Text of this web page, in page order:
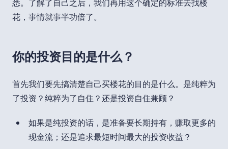
悉。了解了自己之后，我们再用这个确定的标准去找楼
花，事情就事半功倍了。
你的投资目的是什么？
首先我们要先搞清楚自己买楼花的目的是什么。是纯粹为
了投资？纯粹为了自住？还是投资自住兼顾？
如果是纯投资的话，是准备要长期持有，赚取更多的
现金流；还是追求最短时间最大的投资收益？